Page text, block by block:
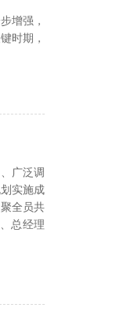
增强，
时期，
广泛调
实施成
全员共
总经理